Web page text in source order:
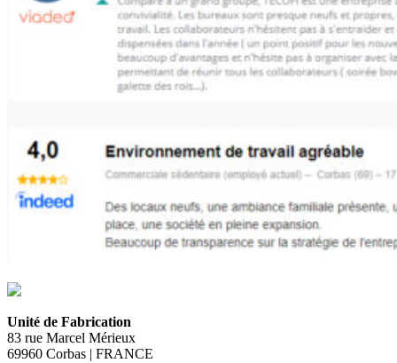
Unité de Fabrication
83 rue Marcel Mérieux
69960 Corbas | FRANCE